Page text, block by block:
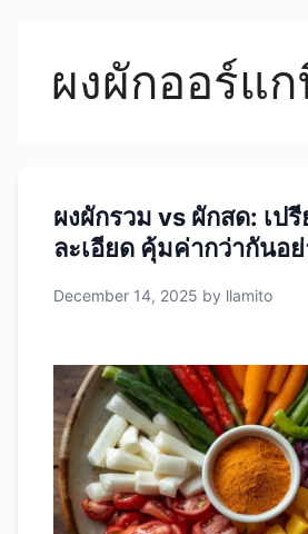
ผงผักออร์แ
ผงผักรวม vs ผักสด: เป
ละเอียด คุ้มค่ากว่ากันอย่
December 14, 2025 by llamito